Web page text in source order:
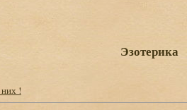
Эзотерика
!